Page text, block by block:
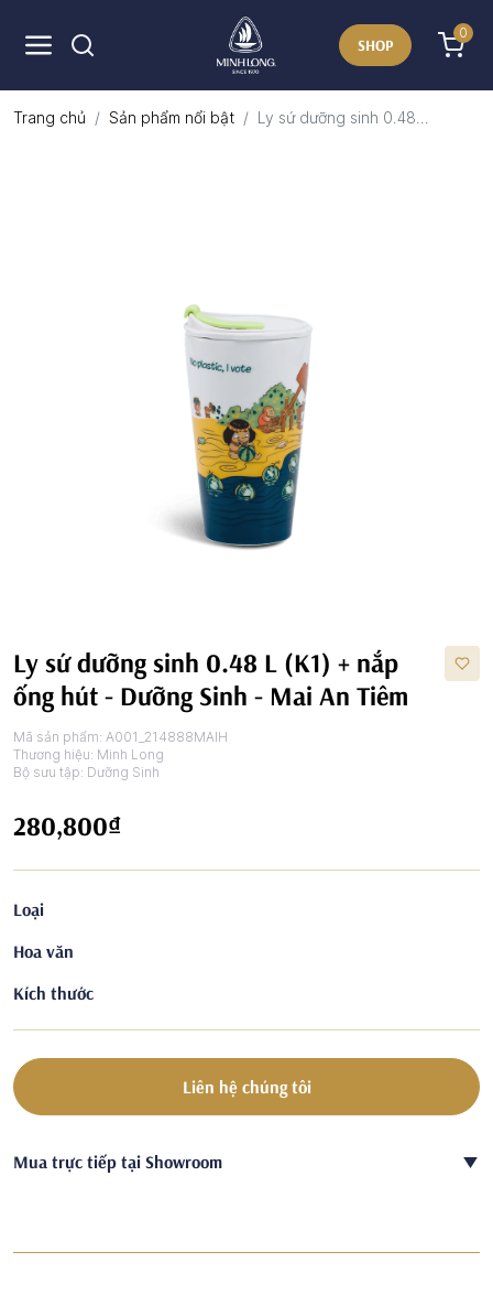
SHOP
0
Trang chủ Sản phẩm nổi bật Ly sứ dưỡng sinh 0.48...
Ly sứ dưỡng sinh 0.48 L (K1) + nắp
ống hút - Dưỡng Sinh - Mai An Tiêm
Mã sản phẩm: A001_214888MAIH
Thương hiệu: Minh Long
Bộ sưu tập: Dưỡng Sinh
280,800₫
Loại
Hoa văn
Kích thước
Liên hệ chúng tôi
Mua trực tiếp tại Showroom